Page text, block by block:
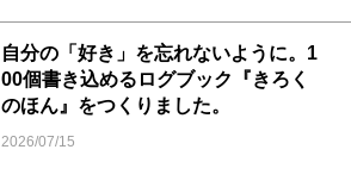
自分の「好き」を忘れないように。1
00個書き込めるログブック『きろく
のほん』をつくりました。
2026/07/15